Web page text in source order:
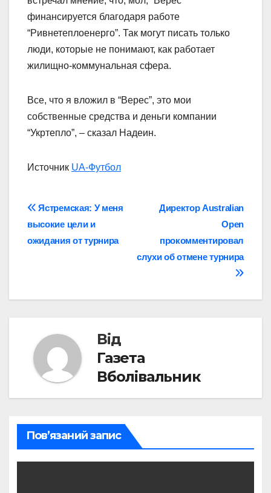
финансируется благодаря работе
“Ривнетеплоенерго”. Так могут писать только
люди, которые не понимают, как работает
жилищно-коммунальная сфера.
Все, что я вложил в “Верес”, это мои
собственные средства и деньги компании
“Укртепло”, – сказал Надеин.
Источник UA-Футбол
Навігація
записів
Директор Australian
Open
прокомментировал
слухи об отмене турнира
Ястремская: У меня
высокие цели и
ожидания от турнира
Від
Газета
Вболівальник
Пов’язаний запис